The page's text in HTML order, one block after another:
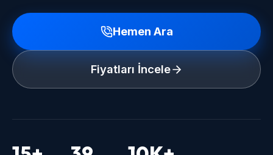
Hemen Ara
Fiyatları İncele